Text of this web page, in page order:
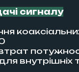
сигналу
втрат
внутрішніх